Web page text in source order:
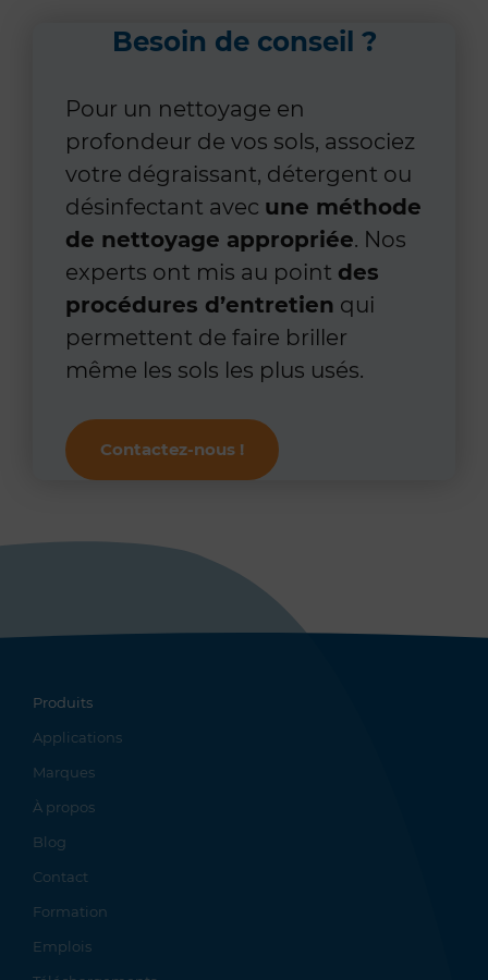
Besoin de conseil ?
Pour un nettoyage en
profondeur de vos sols, associez
votre dégraissant, détergent ou
désinfectant avec une méthode
de nettoyage appropriée. Nos
experts ont mis au point des
procédures d’entretien qui
permettent de faire briller
même les sols les plus usés.
Contactez-nous !
Produits
Applications
Marques
À propos
Blog
Contact
Formation
Emplois